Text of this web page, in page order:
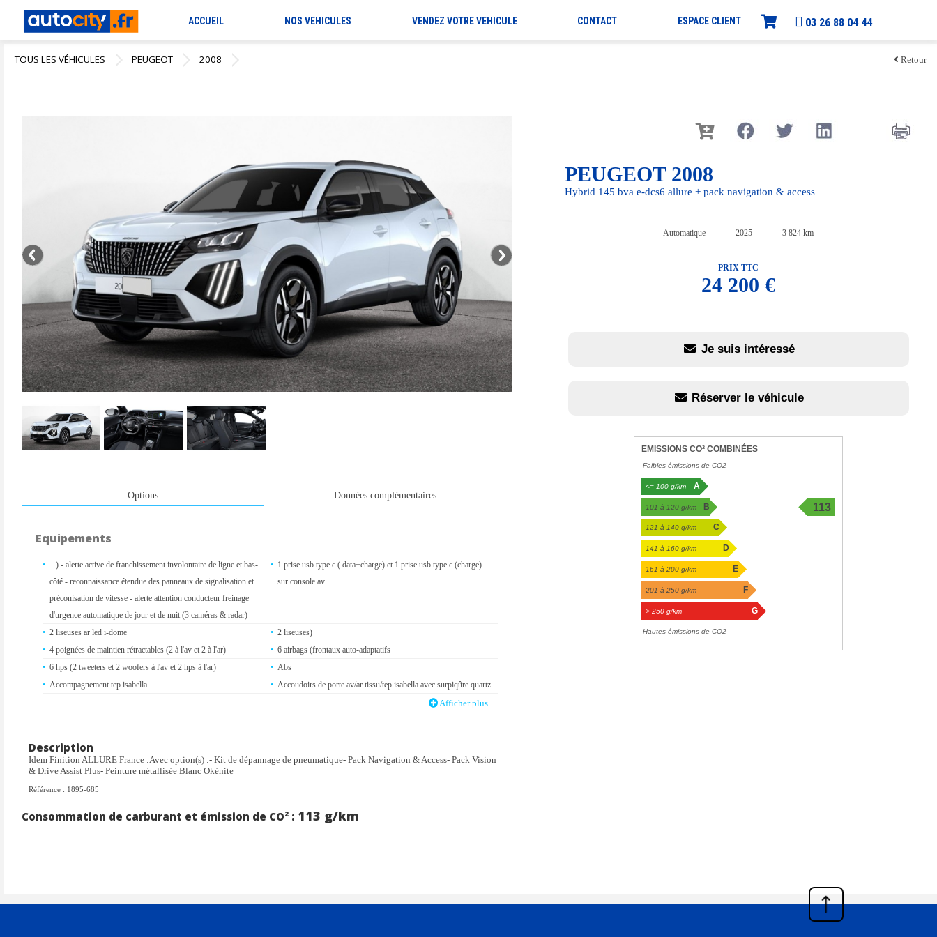
ACCUEIL NOS VEHICULES VENDEZ VOTRE VEHICULE CONTACT ESPACE CLIENT 03 26 88 04 44
TOUS LES VÉHICULES PEUGEOT 2008 Retour
Options Données complémentaires
Equipements
...) - alerte active de franchissement involontaire de ligne et bas-
côté - reconnaissance étendue des panneaux de signalisation et
préconisation de vitesse - alerte attention conducteur freinage
d'urgence automatique de jour et de nuit (3 caméras & radar)
1 prise usb type c ( data+charge) et 1 prise usb type c (charge)
sur console av
2 liseuses ar led i-dome
2 liseuses)
4 poignées de maintien rétractables (2 à l'av et 2 à l'ar)
6 airbags (frontaux auto-adaptatifs
6 hps (2 tweeters et 2 woofers à l'av et 2 hps à l'ar)
Abs
Accompagnement tep isabella
Accoudoirs de porte av/ar tissu/tep isabella avec surpiqûre quartz
Boîte de vitesse automatique
Caméra av et de recul hd avec restitution sur l'écran tactile d'une
Canule d'echappement double chromée
(charge) pour passagers ar
Afficher plus
Description
Idem Finition ALLURE France :Avec option(s) :- Kit de dépannage de pneumatique- Pack Navigation & Access- Pack Vision
& Drive Assist Plus- Peinture métallisée Blanc Okénite
Référence : 1895-685
Consommation de carburant et émission de CO² : 113 g/km
PEUGEOT 2008
Hybrid 145 bva e-dcs6 allure + pack navigation & access
Automatique 2025 3 824 km
PRIX TTC
24 200 €
Je suis intéressé
Réserver le véhicule
EMISSIONS CO² COMBINÉES
Faibles émissions de CO2
<= 100 g/km A
101 à 120 g/km B
113
121 à 140 g/km C
141 à 160 g/km D
161 à 200 g/km E
201 à 250 g/km F
> 250 g/km G
Hautes émissions de CO2